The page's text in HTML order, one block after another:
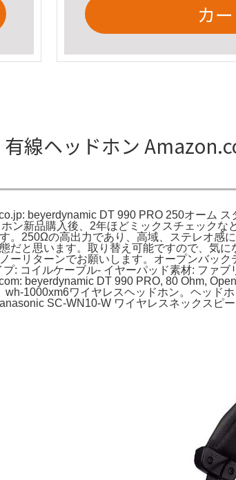
カ
線ヘッドホン
beyerdynamic DT 990 PRO 250オーム
新品購入後、2年ほどミックスチェックな
。250Ωの高出力であり、高域、ステレオ感
と思います。取り替え可能ですので、気
リターンでお願いします。オープンバッ
: コイルケーブル- イヤーパッド素材: ファ
beyerdynamic DT 990 PRO, 80 Ohm,
1000xm6ワイヤレスヘッドホン。ヘッドホ
SC-WN10-W ワイヤレスネックスピ